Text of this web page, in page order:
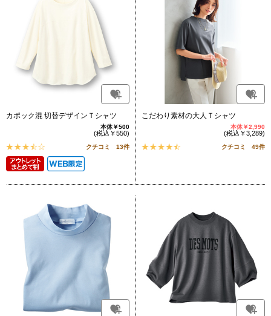
カポック混 切替デザインＴシャツ
本体￥500
(税込￥550)
クチコミ 13件
こだわり素材の大人Ｔシャツ
本体￥2,990
(税込￥3,289)
クチコミ 49件